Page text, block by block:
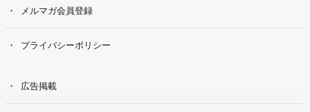
メルマガ会員登録
プライバシーポリシー
広告掲載